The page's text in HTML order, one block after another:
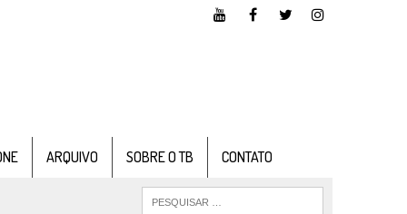
ARQUIVO SOBRE O TB CONTATO